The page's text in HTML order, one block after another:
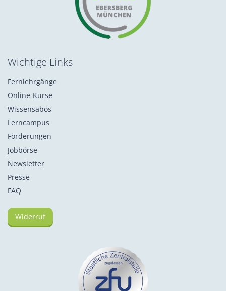
Wichtige Links
Fernlehrgänge
Online-Kurse
Wissensabos
Lerncampus
Förderungen
Jobbörse
Newsletter
Presse
FAQ
Widerruf